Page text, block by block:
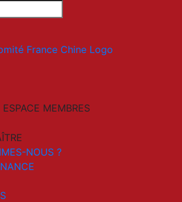
ESPACE MEMBRES
NOUS ?